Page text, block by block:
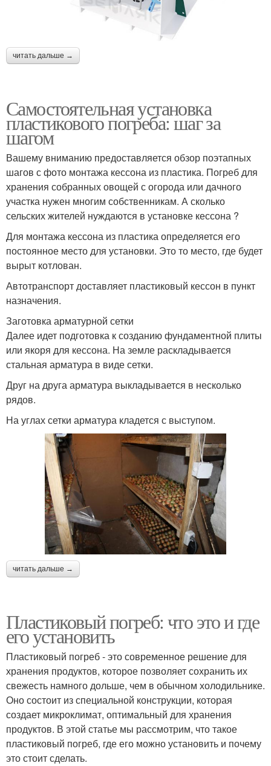
читать дальше →
Самостоятельная установка
пластикового погреба: шаг за
шагом
Вашему вниманию предоставляется обзор поэтапных
шагов с фото монтажа кессона из пластика. Погреб для
хранения собранных овощей с огорода или дачного
участка нужен многим собственникам. А сколько
сельских жителей нуждаются в установке кессона ?
Для монтажа кессона из пластика определяется его
постоянное место для установки. Это то место, где будет
вырыт котлован.
Автотранспорт доставляет пластиковый кессон в пункт
назначения.
Заготовка арматурной сетки
Далее идет подготовка к созданию фундаментной плиты
или якоря для кессона. На земле раскладывается
стальная арматура в виде сетки.
Друг на друга арматура выкладывается в несколько
рядов.
На углах сетки арматура кладется с выступом.
читать дальше →
Пластиковый погреб: что это и где
его установить
Пластиковый погреб - это современное решение для
хранения продуктов, которое позволяет сохранить их
свежесть намного дольше, чем в обычном холодильнике.
Оно состоит из специальной конструкции, которая
создает микроклимат, оптимальный для хранения
продуктов. В этой статье мы рассмотрим, что такое
пластиковый погреб, где его можно установить и почему
это стоит сделать.